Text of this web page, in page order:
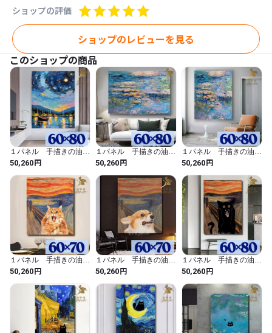
立体感あるインテリア空間を演出してください。
店や各種施設など様々な空間に飾って頂いています。
また新築祝いや、出産祝いや、開店祝いや、日ごろの感謝の気持
ちをこめてなど、ギフトとしても喜ばれています。
-----------------
【形　状】
キャンパス
【内　容】
３パネルセット、画びょう付
【サイズ】
30センチ×60センチが2つ
60センチ×60センチが1つ
厚み；約2センチ
※サイズ、色合いなど若干の誤差はご了承くださいませ。
【素　材】
手書きの油彩画パネル
【納期】
３０日～50日程度いただきます。
※お客様のご注文を受けてから制作いたします。
ほとんどは30日前後で完成しますが、お時間をいただきますの
ご理解の上ご注文をお願いいたします。
ショップの評価
ショップのレビューを見る
このショップの商品
１パネル 手描きの油彩
画 ゴッホ 星月夜 ア
レンジ 絵画 インテリ
ア モダン アートパネ
ル 6025
50,260円
１パネル 手描きの油彩
画 モネ 睡蓮 アレン
ジ モネ 睡蓮 アレン
ジ 縦 絵画 インテリ
ル 6024
50,260円
１パネル 手描きの油彩
画 モネ 睡蓮 アレン
ジ 縦 絵画 インテリ
ア モダン アートパネ
ル 6023
50,260円
１パネル 手描きの油彩
画 ムンクの叫び 猫ア
レンジ 絵画 インテリ
ア モダン アートパネ
ル 6022
50,260円
１パネル 手描きの油彩
画 ムンクの叫び 犬ア
レンジ 絵画 インテリ
ア モダン アートパネ
ル 6021
50,260円
１パネル 手描きの油彩
画 ムンクの叫び 黒猫
アレンジ 絵画 インテ
リア モダン アートパネ
ル 6020
50,260円